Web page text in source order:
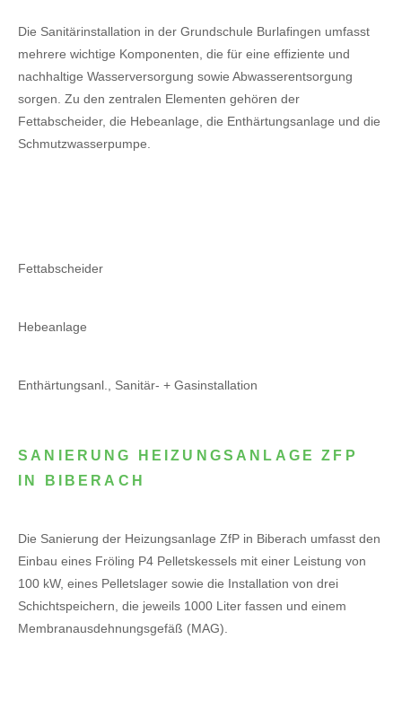
Die Sanitärinstallation in der Grundschule Burlafingen umfasst
mehrere wichtige Komponenten, die für eine effiziente und
nachhaltige Wasserversorgung sowie Abwasserentsorgung
sorgen. Zu den zentralen Elementen gehören der
Fettabscheider, die Hebeanlage, die Enthärtungsanlage und die
Schmutzwasserpumpe.
Fettabscheider
Hebeanlage
Enthärtungsanl., Sanitär- + Gasinstallation
SANIERUNG HEIZUNGSANLAGE ZFP
IN BIBERACH
Die Sanierung der Heizungsanlage ZfP in Biberach umfasst den
Einbau eines Fröling P4 Pelletskessels mit einer Leistung von
100 kW, eines Pelletslager sowie die Installation von drei
Schichtspeichern, die jeweils 1000 Liter fassen und einem
Membranausdehnungsgefäß (MAG).